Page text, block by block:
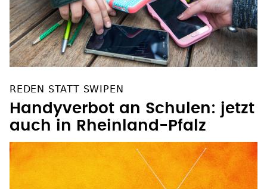
Handyverbot an Schulen: jetzt
auch in Rheinland-Pfalz